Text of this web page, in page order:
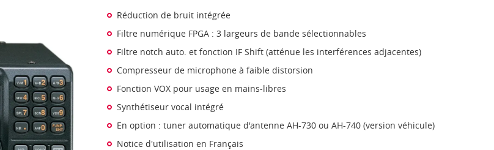
Réduction de bruit intégrée
Filtre numérique FPGA : 3 largeurs de bande sélectionnables
Filtre notch auto. et fonction IF Shift (atténue les interférences adjacentes)
Compresseur de microphone à faible distorsion
Fonction VOX pour usage en mains-libres
Synthétiseur vocal intégré
En option : tuner automatique d'antenne AH-730 ou AH-740 (version véhicule)
Notice d'utilisation en Français